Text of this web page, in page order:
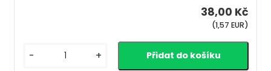
38,00 Kč
(1,57 EUR)
- +